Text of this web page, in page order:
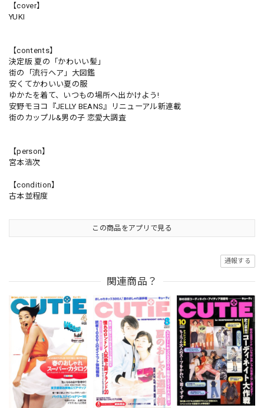
【cover】
YUKI
【contents】
決定版 夏の「かわいい髪」
街の「流行ヘア」大図鑑
安くてかわいい夏の服
ゆかたを着て、いつもの場所へ出かけよう!
安野モヨコ『JELLY BEANS』リニューアル新連載
街のカップル&男の子 恋愛大調査
【person】
宮本浩次
【condition】
古本並程度
この商品をアプリで見る
通報する
関連商品？